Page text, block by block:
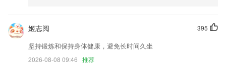
6.扫码/搜索：扫描条码/输入教材名称搜索教材答案；
dsn彩票乐园dsn10086更新了什么?
修复 NFC 充值问题
395
姬志阅
坚持锻炼和保持身体健康，避免长时间久坐
2026-08-08 09:46 推荐